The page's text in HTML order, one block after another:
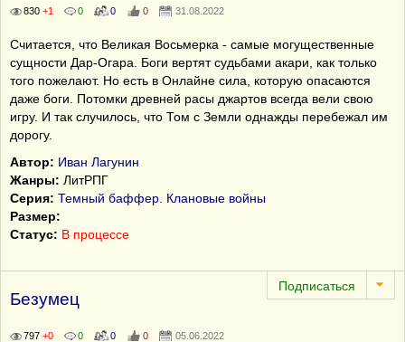
830 +1 0 0 0 31.08.2022
Считается, что Великая Восьмерка - самые могущественные
сущности Дар-Огара. Боги вертят судьбами акари, как только
того пожелают. Но есть в Онлайне сила, которую опасаются
даже боги. Потомки древней расы джартов всегда вели свою
игру. И так случилось, что Том с Земли однажды перебежал им
дорогу.
Автор: Иван Лагунин
Жанры: ЛитРПГ
Серия: Темный баффер. Клановые войны
Размер:
Статус: В процессе
Безумец
797 +0 0 0 0 05.06.2022